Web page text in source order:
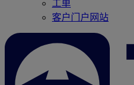
工单
客户门户网站